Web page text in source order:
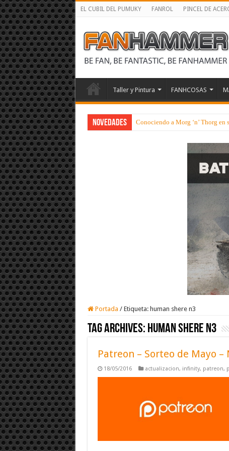
EL CUBIL DEL PUMUKY FANROL PINCEL DE
Taller y Pintura FANHCOSAS
NOVEDADES Conociendo a Morg ‘n’ Thorg
Portada / Etiqueta: human shere n3
Tag Archives: human shere n3
Patreon – Sorteo de Mayo
18/05/2016 actualizacion, infinity, patreon,